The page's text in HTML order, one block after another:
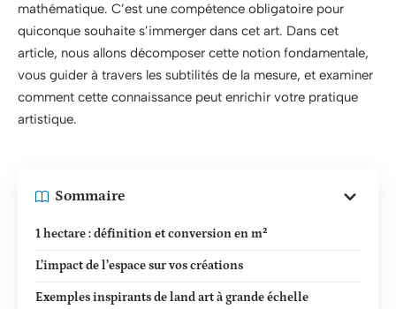
mathématique. C’est une compétence obligatoire pour
quiconque souhaite s’immerger dans cet art. Dans cet
article, nous allons décomposer cette notion fondamentale,
vous guider à travers les subtilités de la mesure, et examiner
comment cette connaissance peut enrichir votre pratique
artistique.
Sommaire
1 hectare : définition et conversion en m²
L’impact de l’espace sur vos créations
Exemples inspirants de land art à grande échelle